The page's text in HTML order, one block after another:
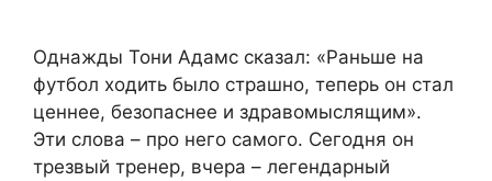
Однажды Тони Адамс сказал: «Раньше на
футбол ходить было страшно, теперь он стал
ценнее, безопаснее и здравомыслящим».
Эти слова – про него самого. Сегодня он
трезвый тренер, вчера – легендарный